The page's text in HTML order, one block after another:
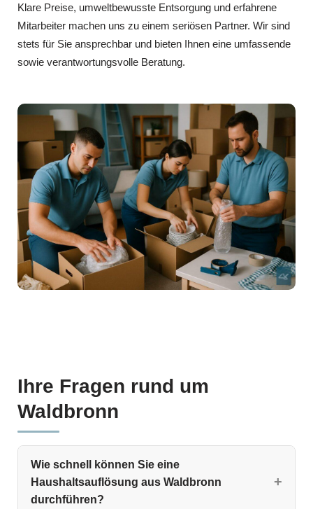
Klare Preise, umweltbewusste Entsorgung und erfahrene
Mitarbeiter machen uns zu einem seriösen Partner. Wir sind
stets für Sie ansprechbar und bieten Ihnen eine umfassende
sowie verantwortungsvolle Beratung.
Ihre Fragen rund um
Waldbronn
Wie schnell können Sie eine
Haushaltsauflösung aus Waldbronn
durchführen?